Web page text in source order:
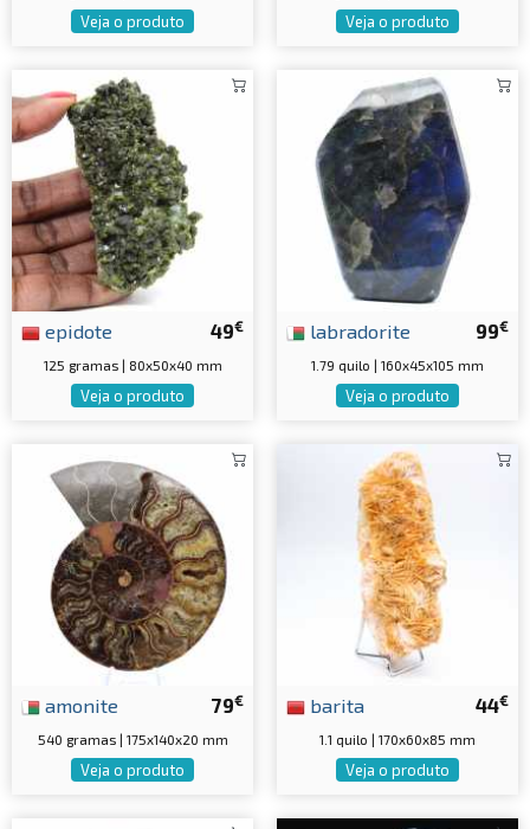
Veja o produto Veja o produto
49€
epidote
125 gramas | 80x50x40 mm
Veja o produto
99€
labradorite
1.79 quilo | 160x45x105 mm
Veja o produto
79€
amonite
540 gramas | 175x140x20 mm
Veja o produto
44€
barita
1.1 quilo | 170x60x85 mm
Veja o produto